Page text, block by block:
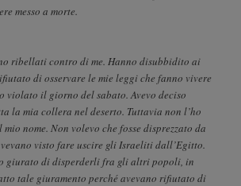
messo a morte.
ribellati contro di me. Hanno disubbidito ai
di osservare le mie leggi che fanno vivere
violato il giorno del sabato. Avevo deciso
la mia collera nel deserto. Tuttavia non l’ho
nome. Non volevo che fosse disprezzato da
visto fare uscire gli Israeliti dall’Egitto.
giurato di disperderli fra gli altri popoli, in
tale giuramento perché avevano rifiutato di